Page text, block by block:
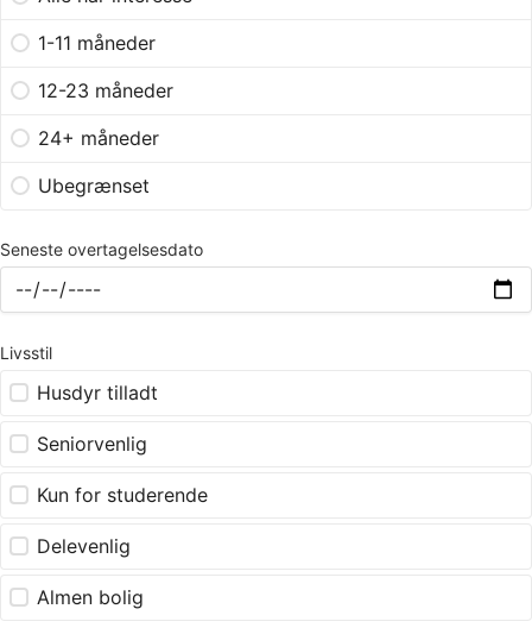
1-11 måneder
12-23 måneder
24+ måneder
Ubegrænset
Seneste overtagelsesdato
Livsstil
Husdyr tilladt
Seniorvenlig
Kun for studerende
Delevenlig
Almen bolig